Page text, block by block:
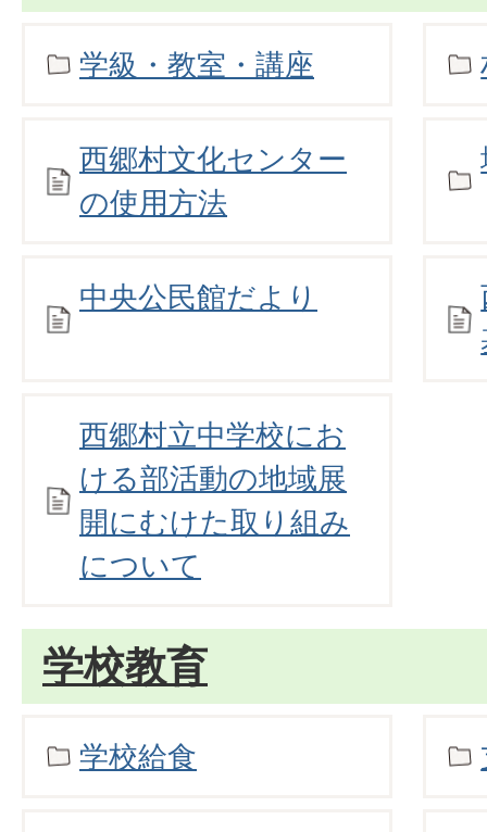
学級・教室・講座
西郷村文化センター
の使用方法
中央公民館だより
西郷村立中学校にお
ける部活動の地域展
開にむけた取り組み
について
学校教育
学校給食